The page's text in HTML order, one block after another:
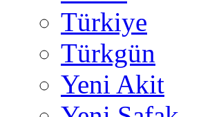
Türkiye
Türkgün
Yeni Akit